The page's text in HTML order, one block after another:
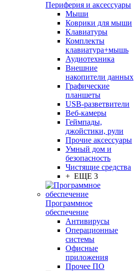
Периферия и аксессуары
Мыши
Коврики для мыши
Клавиатуры
Комплекты
клавиатура+мышь
Аудиотехника
Внешние
накопители данных
Графические
планшеты
USB-разветвители
Веб-камеры
Геймпады,
джойстики, рули
Прочие аксессуары
Умный дом и
безопасность
Чистящие средства
+ ЕЩЕ 3
Программное
обеспечение
Антивирусы
Операционные
системы
Офисные
приложения
Прочее ПО